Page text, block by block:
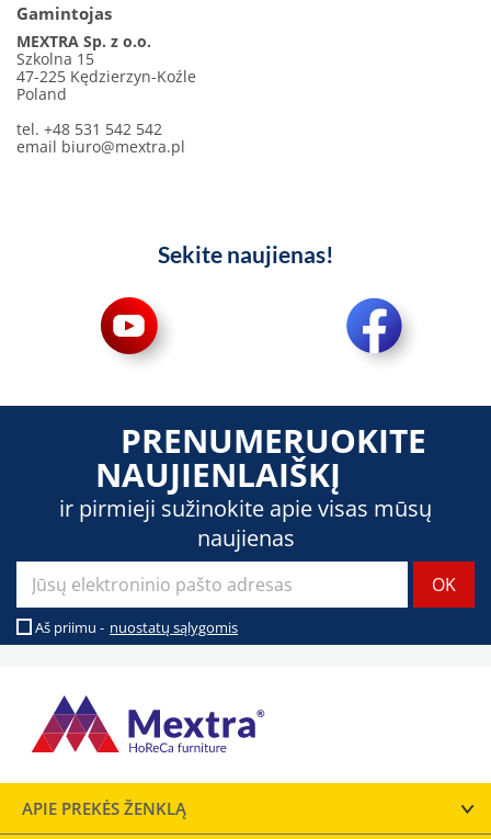
Gamintojas
MEXTRA Sp. z o.o.
Szkolna 15
47-225 Kędzierzyn-Koźle
Poland
tel. +48 531 542 542
email biuro@mextra.pl
Sekite naujienas!
PRENUMERUOKITE
NAUJIENLAIŠKĮ
ir pirmieji sužinokite apie visas mūsų
naujienas
Aš priimu - nuostatų sąlygomis
APIE PREKĖS ŽENKLĄ